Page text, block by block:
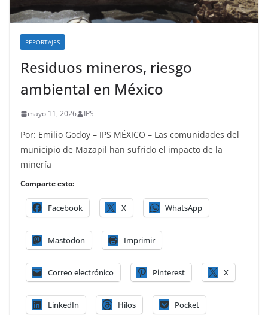
REPORTAJES
Residuos mineros, riesgo
ambiental en México
mayo 11, 2026 IPS
Por: Emilio Godoy – IPS MÉXICO – Las comunidades del
municipio de Mazapil han sufrido el impacto de la
minería
Comparte esto:
Facebook X WhatsApp
Mastodon Imprimir
Correo electrónico Pinterest X
LinkedIn Hilos Pocket